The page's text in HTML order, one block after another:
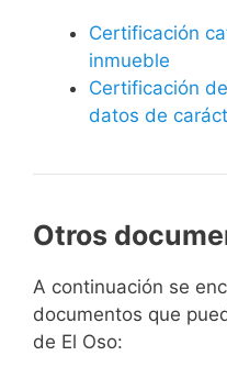
Certificación
inmueble
Certificación
datos de
Otros
A continuación se
documentos que
de El Oso: